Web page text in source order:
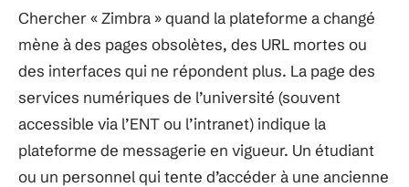
Chercher « Zimbra » quand la plateforme a changé
mène à des pages obsolètes, des URL mortes ou
des interfaces qui ne répondent plus. La page des
services numériques de l’université (souvent
accessible via l’ENT ou l’intranet) indique la
plateforme de messagerie en vigueur. Un étudiant
ou un personnel qui tente d’accéder à une ancienne